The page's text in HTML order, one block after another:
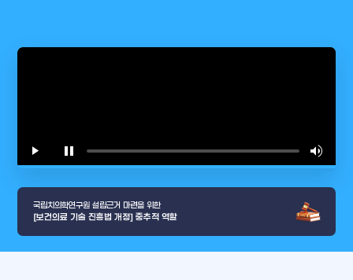
play_arrow pause volume_up
국립치의학연구원 설립근거 마련을 위한
[보건의료 기술 진흥법 개정] 중추적 역할